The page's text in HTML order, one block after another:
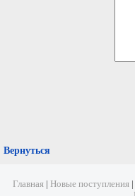
Вернуться
Главная Новые поступления